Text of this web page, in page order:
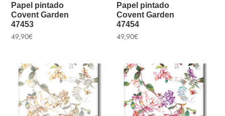
Papel pintado
Covent Garden
47453
49,90€
Papel pintado
Covent Garden
47454
49,90€